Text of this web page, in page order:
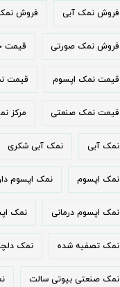
فروش نمک آبی فروش
فروش نمک صورتی قیمت
قیمت نمک اپسوم قیمت
قیمت نمک صنعتی مرکز
نمک آبی نمک آبی شکری
نمک اپسوم نمک اپسوم
نمک اپسوم درمانی نمک
نمک تصفیه شده نمک
نمک صنعتی بیوتی سالت